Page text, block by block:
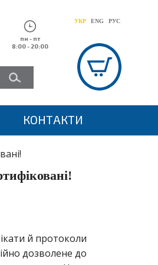
пн - пт
8:00 - 20:00
УКР ENG РУС
КОНТАКТИ
й протоколи
дозволене до